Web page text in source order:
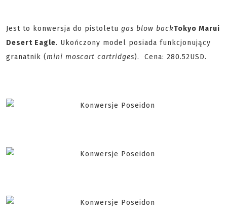
Jest to konwersja do pistoletu gas blow backTokyo Marui
Desert Eagle. Ukończony model posiada funkcjonujący
granatnik (mini moscart cartridges). Cena: 280.52USD.